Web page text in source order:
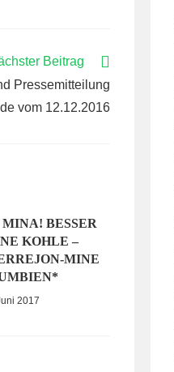
Beitrag
Pressemitteilung
vom 12.12.2016
BESSER
KOHLE –
MINE
2017